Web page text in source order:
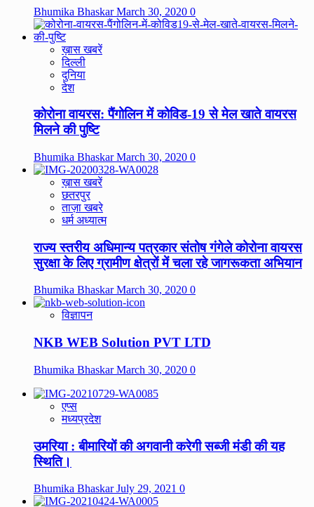
Bhumika BhaskarMarch 30, 2020 0
ख़ास खबरें
दिल्ली
दुनिया
देश
कोरोना वायरस: पैंगोलिन में कोविड-19 से मेल खाते वायरस
मिलने की पुष्टि
Bhumika BhaskarMarch 30, 2020 0
ख़ास खबरें
छतरपुर
ताज़ा खबरे
धर्म अध्यात्म
राज्य स्तरीय अधिमान्य पत्रकार संतोष गंगेले कोरोना वायरस
सुरक्षा के लिए ग्रामीण क्षेत्रों में चला रहे जागरूकता अभियान
Bhumika BhaskarMarch 30, 2020 0
विज्ञापन
NKB WEB Solution PVT LTD
Bhumika BhaskarMarch 30, 2020 0
एप्स
मध्यप्रदेश
उमरिया : बीमारियों की अगवानी करेगी सब्जी मंडी की यह
स्थिति।
Bhumika BhaskarJuly 29, 2021 0